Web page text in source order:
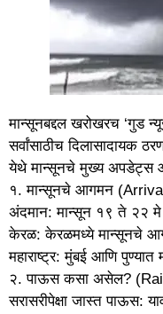
मान्सूनबद्दल खरोखरच ‘गुड
सर्वांसाठीच दिलासादायक
येथे मान्सूनचे मुख्य अपडेट्स
१. मान्सूनचे आगमन
अंदमान: मान्सून १९ ते २२ मे
केरळ: केरळमध्ये मान्सूनचे
महाराष्ट्र: मुंबई आणि
२. पाऊस कसा असेल?
सरासरीपेक्षा जास्त पाऊस: